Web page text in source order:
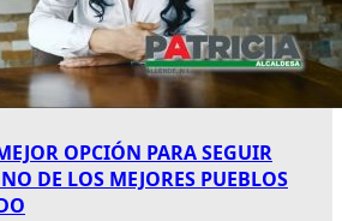
OPCIÓN PARA SEGUIR
DE LOS MEJORES PUEBLOS